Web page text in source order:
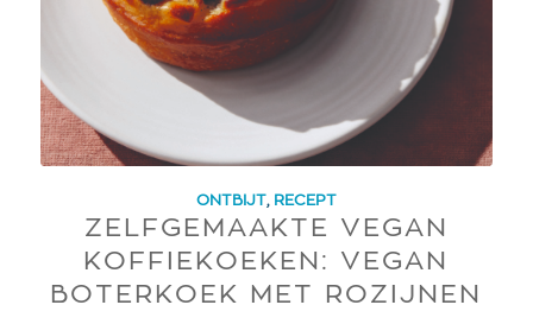
ONTBIJT, RECEPT
ZELFGEMAAKTE VEGAN
KOFFIEKOEKEN: VEGAN
BOTERKOEK MET ROZIJNEN